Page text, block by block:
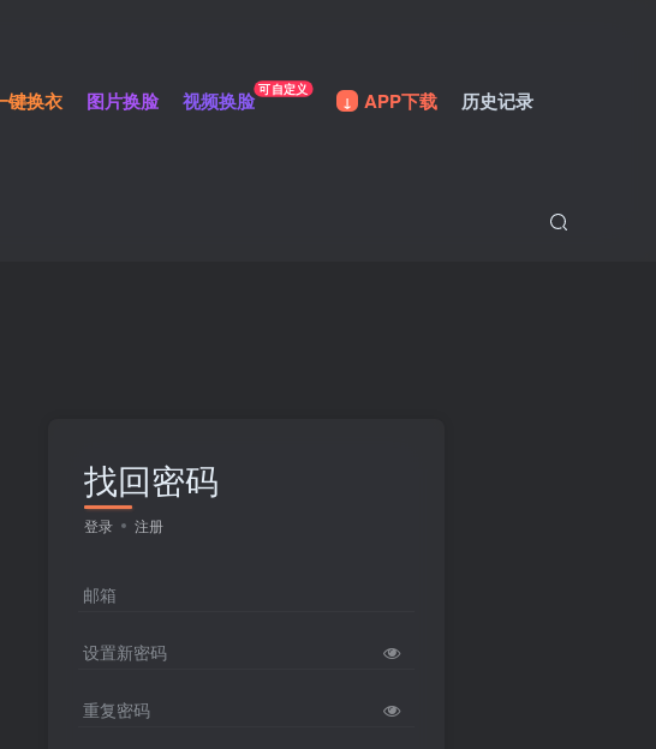
键换衣 图片换脸 视频换脸 可自定义 APP下载 历史记录
找回密码
登录 注册
邮箱
设置新密码
重复密码